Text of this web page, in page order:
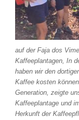
auf der Faja dos
Kaffeeplantagen, In
haben wir den
Kaffee kosten
Generation, zeigte
Kaffeeplantage und
Herkunft der